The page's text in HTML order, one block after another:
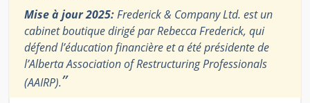
Mise à jour 2025:Frederick & Company Ltd. est un
cabinet boutique dirigé par Rebecca Frederick, qui
défend l’éducation financière et a été présidente de
l’Alberta Association of Restructuring Professionals
(AAIRP).”